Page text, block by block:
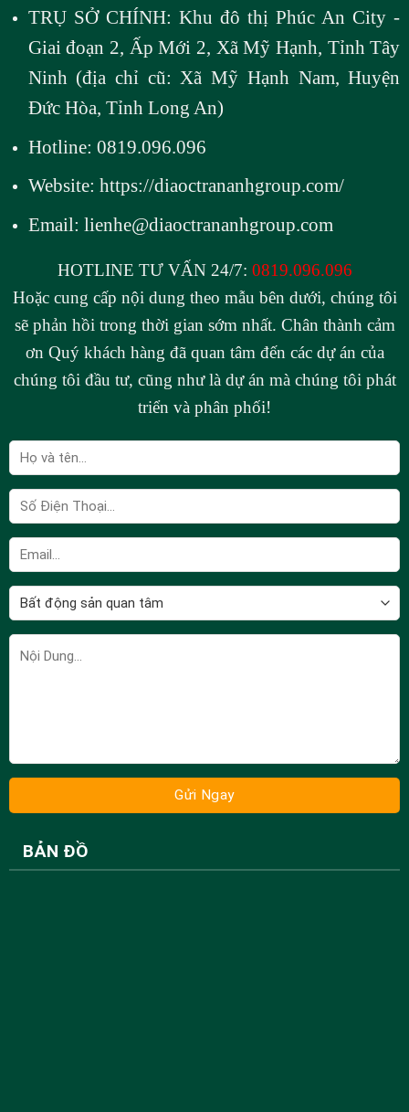
TRỤ SỞ CHÍNH: Khu đô thị Phúc An City -
Giai đoạn 2, Ấp Mới 2, Xã Mỹ Hạnh, Tỉnh Tây
Ninh (địa chỉ cũ: Xã Mỹ Hạnh Nam, Huyện
Đức Hòa, Tỉnh Long An)
Hotline: 0819.096.096
Website: https://diaoctrananhgroup.com/
Email: lienhe@diaoctrananhgroup.com
HOTLINE TƯ VẤN 24/7: 0819.096.096
Hoặc cung cấp nội dung theo mẫu bên dưới, chúng tôi
sẽ phản hồi trong thời gian sớm nhất. Chân thành cảm
ơn Quý khách hàng đã quan tâm đến các dự án của
chúng tôi đầu tư, cũng như là dự án mà chúng tôi phát
triển và phân phối!
BẢN ĐỒ